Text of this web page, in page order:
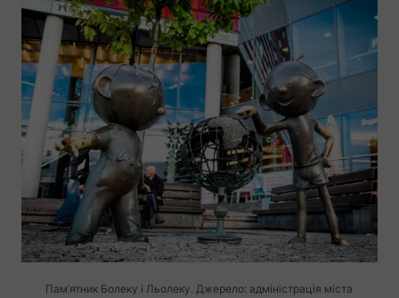
Пам’ятник Болеку і Льолеку. Джерело: адміністрація міста